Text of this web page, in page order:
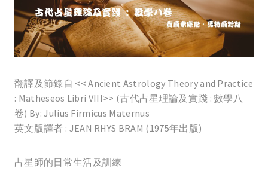
翻譯及節錄自 << Ancient Astrology Theory and Practice
: Matheseos Libri VIII>> (古代占星理論及實踐 : 數學八
卷) By: Julius Firmicus Maternus
英文版譯者 : JEAN RHYS BRAM (1975年出版)
占星師的日常生活及訓練